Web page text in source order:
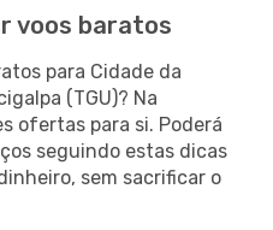
voos baratos
para Cidade da
(TGU)? Na
ofertas para si. Poderá
seguindo estas dicas
sem sacrificar o